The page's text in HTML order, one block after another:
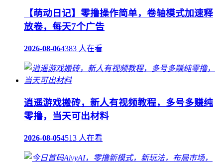
【萌动日记】零撸操作简单，卷轴模式加速释
放卷，每天7个广告
2026-08-064383 人在看
逍遥游戏搬砖，新人有视频教程，多号多赚纯
零撸，当天可出材料
2026-08-054513 人在看